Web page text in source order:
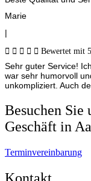
Marie
|
     Bewertet mit
Sehr guter Service!
war sehr humorvoll
unkompliziert. Auch
Besuchen Sie
Geschäft in
Terminvereinbarung